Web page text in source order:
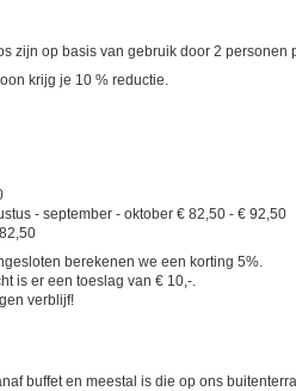
zijn op basis van gebruik door 2 personen
krijg je 10 % reductie.
- september - oktober € 82,50 - € 92,50
berekenen we een korting 5%.
is er een toeslag van € 10,-.
verblijf!
buffet en meestal is die op ons